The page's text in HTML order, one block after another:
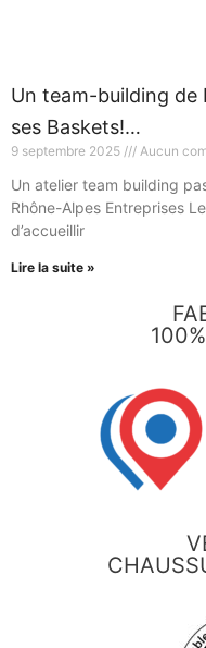
Un team-building de
ses Baskets!…
9 septembre 2025 Aucun
Un atelier team building
Rhône-Alpes Entreprises
d’accueillir
Lire la suite »